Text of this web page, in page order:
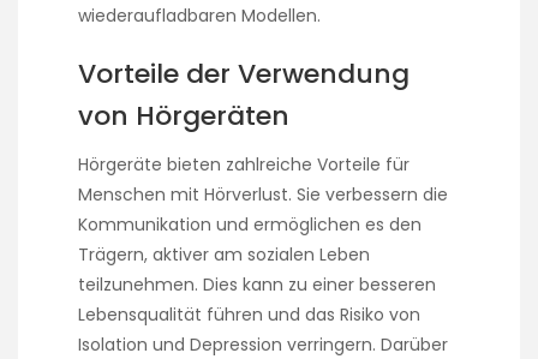
wiederaufladbaren Modellen.
Vorteile der Verwendung
von Hörgeräten
Hörgeräte bieten zahlreiche Vorteile für
Menschen mit Hörverlust. Sie verbessern die
Kommunikation und ermöglichen es den
Trägern, aktiver am sozialen Leben
teilzunehmen. Dies kann zu einer besseren
Lebensqualität führen und das Risiko von
Isolation und Depression verringern. Darüber